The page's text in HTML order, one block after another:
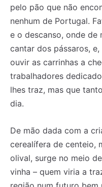
pelo pão que não
nenhum de Portugal.
e o descanso, onde de
cantar dos pássaros,
ouvir as carrinhas a
trabalhadores
lhes traz, mas que
dia.
De mão dada com a
cerealífera de centeio,
olival, surge no meio
vinha – quem viria a